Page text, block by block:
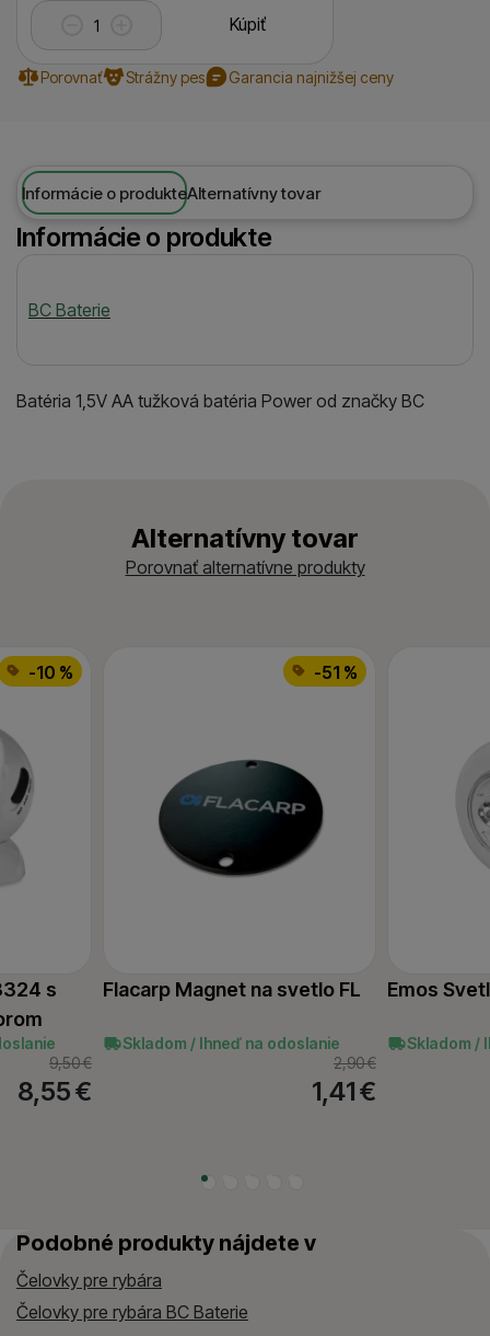
Kúpiť
Porovnať Strážny pes Garancia najnižšej ceny
Informácie o produkteAlternatívny tovar
Informácie o produkte
BC Baterie
Batéria 1,5V AA tužková batéria Power od značky BC
Alternatívny tovar
Porovnať alternatívne produkty
-51 %
Flacarp Magnet na svetlo FL
Skladom / Ihneď na odoslanie
2,90€
1,41€
Emos
Skladom /
-10 %
s
9,50€
8,55€
Podobné produkty nájdete v
Čelovky pre rybára
Čelovky pre rybára BC Baterie